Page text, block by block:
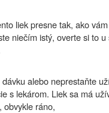
liek presne tak, ako
niečím istý, overte si to
alebo neprestaňte
s lekárom. Liek sa má
obvykle ráno,